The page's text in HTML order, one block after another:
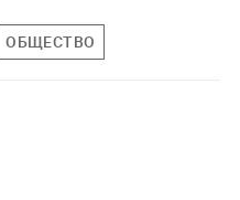
ОБЩЕСТВО